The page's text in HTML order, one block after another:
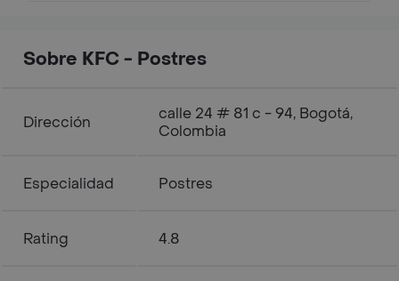
Sobre KFC - Postres
Dirección
calle 24 # 81 c - 94, Bogotá,
Colombia
Especialidad Postres
Rating 4.8